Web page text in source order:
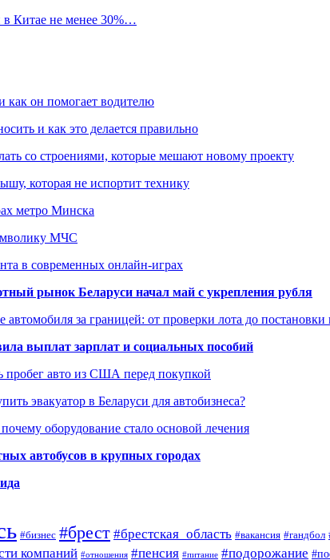
в Китае не менее 30%…
он помогает водителю
и как это делается правильно
со строениями, которые мешают новому проекту
которая не испортит технику
метро Минска
МЧС
в современных онлайн-играх
рынок Беларуси начал май с укрепления рубля
за границей: от проверки лота до постановки
выплат зарплат и социальных пособий
пробег авто из США перед покупкой
эвакуатор в Беларуси для автобизнеса?
оборудование стало основой лечения
автобусов в крупных городах
#бизнес #брест #брестская_область #вакансия #гандбол
компаний #отношения #пенсия #питание #подорожание